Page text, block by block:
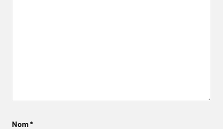
Nom*